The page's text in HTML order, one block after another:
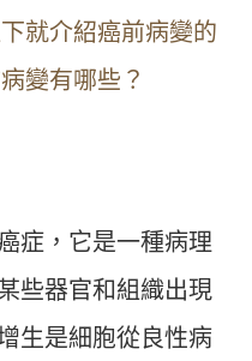
就介紹癌前病變的
變有哪些？
症，它是一種病理
些器官和組織出現
生是細胞從良性病